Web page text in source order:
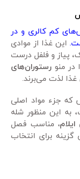
کم کالری و در
این غذا از موادی
پیاز و فلفل درست
منو رستوران‌های
غذا لذت می‌برند.
که جزء مواد اصلی
به این منظور شله
مناسب فصل
گزینه برای انتخاب